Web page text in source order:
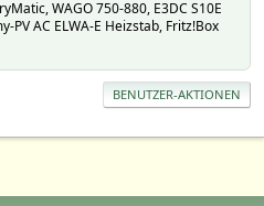
WAGO 750-880, E3DC S10E
PV AC ELWA-E Heizstab, Fritz!Box
BENUTZER-AKTIONEN